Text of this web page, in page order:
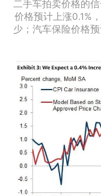
二手车拍卖价格的
价格预计上涨0.1%
少；汽车保险价格